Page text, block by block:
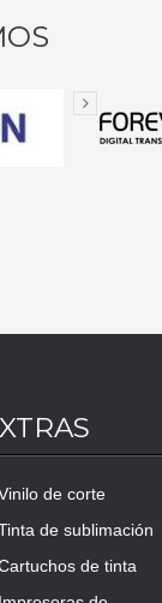
de corte
de sublimación
de tinta